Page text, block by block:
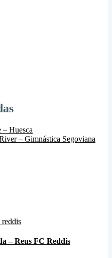
– Huesca
– Gimnástica Segoviana
– Reus FC Reddis